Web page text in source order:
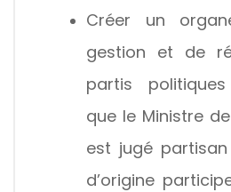
Créer un
gestion et de
partis
que le Ministre
est jugé
d’origine